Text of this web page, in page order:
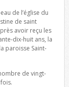
de l’église du
de saint
avoir reçu les
dix-huit ans, la
paroisse Saint-
de vingt-